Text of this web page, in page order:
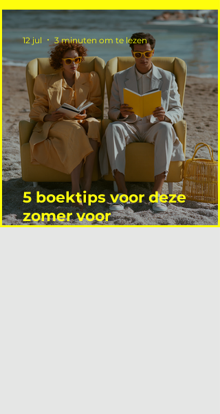
5 boektips voor deze
zomer voor
12 jul 3 minuten om te lezen